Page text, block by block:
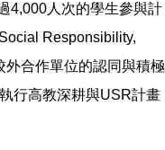
4,000人次的學生參與計
Responsibility,
外合作單位的認同與積極
行高教深耕與USR計畫